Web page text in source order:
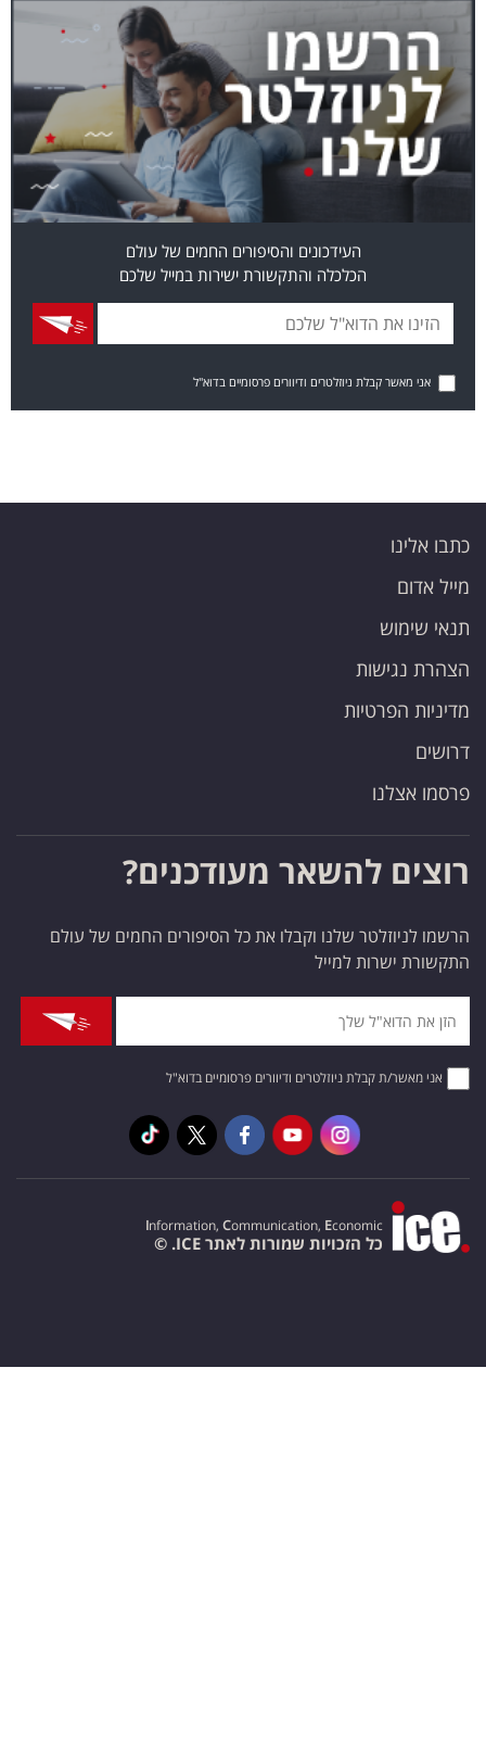
העידכונים והסיפורים החמים של עולם
הכלכלה והתקשורת ישירות במייל שלכם
אני מאשר קבלת ניוזלטרים ודיוורים פרסומיים בדוא"ל
כתבו אלינו
מייל אדום
תנאי שימוש
הצהרת נגישות
מדיניות הפרטיות
דרושים
פרסמו אצלנו
רוצים להשאר מעודכנים?
הרשמו לניוזלטר שלנו וקבלו את כל הסיפורים החמים של עולם
התקשורת ישרות למייל
אני מאשר/ת קבלת ניוזלטרים ודיוורים פרסומיים בדוא"ל
Information, Communication, Economic
כל הזכויות שמורות לאתר ICE. ©